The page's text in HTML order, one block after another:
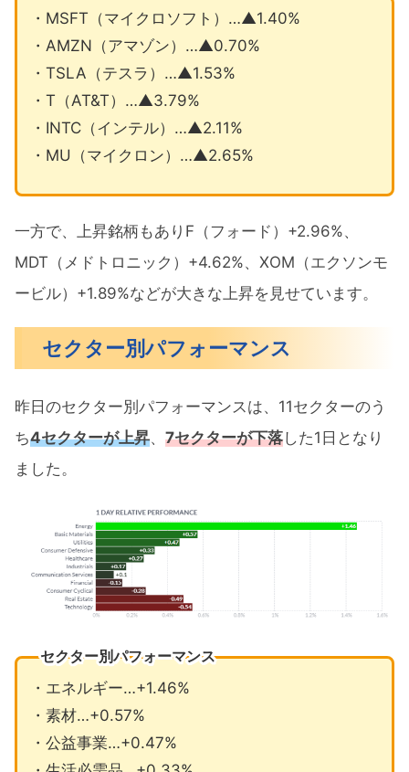
・MSFT（マイクロソフト）…▲1.40%
・AMZN（アマゾン）…▲0.70%
・TSLA（テスラ）…▲1.53%
・T（AT&T）…▲3.79%
・INTC（インテル）…▲2.11%
・MU（マイクロン）…▲2.65%
一方で、上昇銘柄もありF（フォード）+2.96%、
MDT（メドトロニック）+4.62%、XOM（エクソンモ
ービル）+1.89%などが大きな上昇を見せています。
セクター別パフォーマンス
昨日のセクター別パフォーマンスは、11セクターのう
ち4セクターが上昇、 7セクターが下落した1日となり
ました。
セクター別パフォーマンス
・エネルギー…+1.46%
・素材…+0.57%
・公益事業…+0.47%